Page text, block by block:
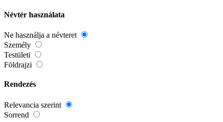
Névtér használata
Ne használja a névteret
Személy
Testületi
Földrajzi
Rendezés
Relevancia szerint
Sorrend